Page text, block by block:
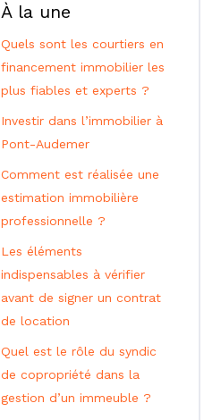
À la une
Quels sont les courtiers en
financement immobilier les
plus fiables et experts ?
Investir dans l’immobilier à
Pont-Audemer
Comment est réalisée une
estimation immobilière
professionnelle ?
Les éléments
indispensables à vérifier
avant de signer un contrat
de location
Quel est le rôle du syndic
de copropriété dans la
gestion d’un immeuble ?